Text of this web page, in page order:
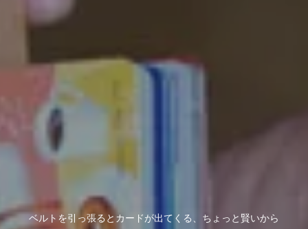
ベルトを引っ張るとカードが出てくる、ちょっと賢いから